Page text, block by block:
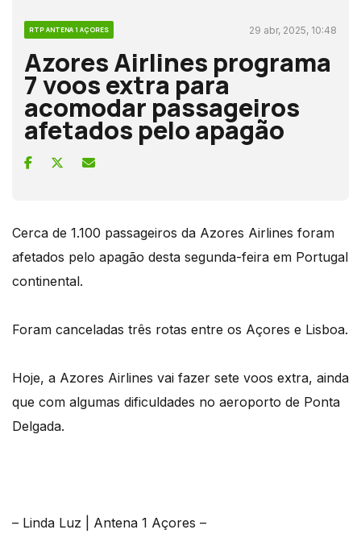
RTP ANTENA 1 AÇORES 29 abr, 2025, 10:48
Azores Airlines programa
7 voos extra para
acomodar passageiros
afetados pelo apagão
Cerca de 1.100 passageiros da Azores Airlines foram
afetados pelo apagão desta segunda-feira em Portugal
continental.
Foram canceladas três rotas entre os Açores e Lisboa.
Hoje, a Azores Airlines vai fazer sete voos extra, ainda
que com algumas dificuldades no aeroporto de Ponta
Delgada.
– Linda Luz | Antena 1 Açores –